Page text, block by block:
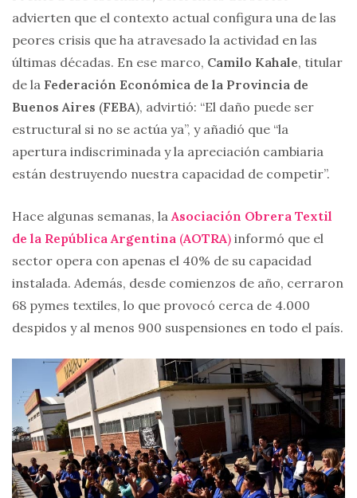
advierten que el contexto actual configura una de las
peores crisis que ha atravesado la actividad en las
últimas décadas. En ese marco, Camilo Kahale, titular
de la Federación Económica de la Provincia de
Buenos Aires (FEBA), advirtió: “El daño puede ser
estructural si no se actúa ya”, y añadió que “la
apertura indiscriminada y la apreciación cambiaria
están destruyendo nuestra capacidad de competir”.
Hace algunas semanas, laAsociación Obrera Textil
de la República Argentina (AOTRA) informó que el
sector opera con apenas el 40% de su capacidad
instalada. Además, desde comienzos de año, cerraron
68 pymes textiles, lo que provocó cerca de 4.000
despidos y al menos 900 suspensiones en todo el país.